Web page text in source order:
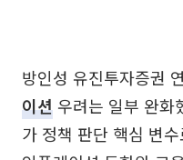
방인성 유진투자증권
이션 우려는 일부 완화
가 정책 판단 핵심 변